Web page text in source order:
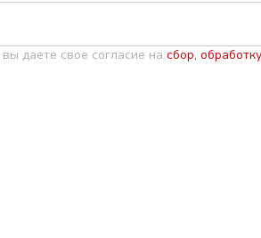
даете свое согласие на сбор,